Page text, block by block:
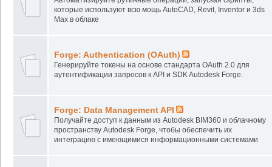
которые используют всю мощь AutoCAD, Revit, Inventor и 3ds
Max в облаке
Forge: Authentication (OAuth)
Генерируйте токены на основе стандарта OAuth 2.0 для
аутентификации запросов к API и SDK Autodesk Forge.
Forge: Data Management API
Получайте доступ к данным из Autodesk BIM360 и облачному
пространству Autodesk Forge, чтобы обеспечить их
интеграцию с имеющимися информационными системами